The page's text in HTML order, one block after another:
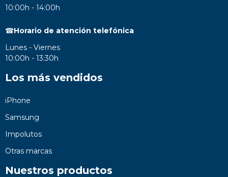
10:00h - 14:00h
☎Horario de atención telefónica
Lunes - Viernes
10:00h - 13:30h
Los más vendidos
iPhone
Samsung
Impolutos
Otras marcas
Nuestros productos